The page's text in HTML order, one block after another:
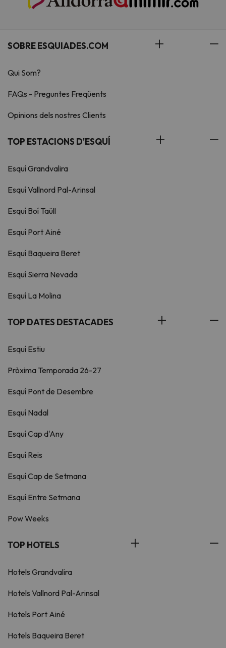
SOBRE ESQUIADES.COM
Qui Som?
FAQs - Preguntes Freqüents
Opinions dels nostres Clients
TOP ESTACIONS D'ESQUÍ
Esquí Grandvalira
Esquí Vallnord Pal-Arinsal
Esquí Boí Taüll
Esquí Port Ainé
Esquí Baqueira Beret
Esquí Sierra Nevada
Esquí La Molina
TOP DATES DESTACADES
Esquí Estiu
Pròxima Temporada 26-27
Esquí Pont de Desembre
Esquí Nadal
Esquí Cap d'Any
Esquí Reis
Esquí Cap de Setmana
Esquí Entre Setmana
Pow Weeks
TOP HOTELS
Hotels Grandvalira
Hotels Vallnord Pal-Arinsal
Hotels Port Ainé
Hotels Baqueira Beret